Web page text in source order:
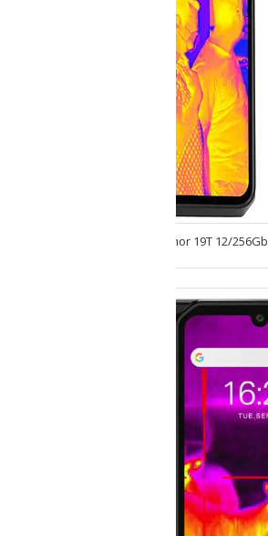
Celular Ulefone Power Armor 19T 12/256Gb